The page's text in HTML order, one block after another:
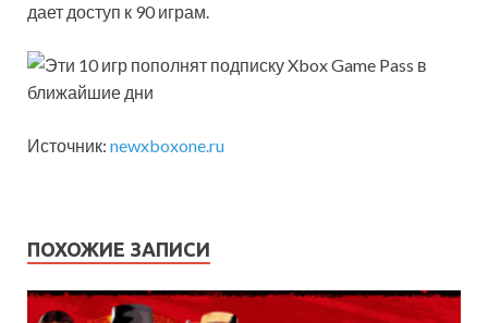
дает доступ к 90 играм.
Источник: newxboxone.ru
ПОХОЖИЕ ЗАПИСИ